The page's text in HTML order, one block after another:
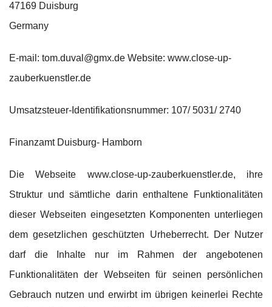
47169 Duisburg
Germany
E-mail: tom.duval@gmx.de Website: www.close-up-
zauberkuenstler.de
Umsatzsteuer-Identifikationsnummer: 107/ 5031/ 2740
Finanzamt Duisburg- Hamborn
Die Webseite www.close-up-zauberkuenstler.de, ihre
Struktur und sämtliche darin enthaltene Funktionalitäten
dieser Webseiten eingesetzten Komponenten unterliegen
dem gesetzlichen geschützten Urheberrecht. Der Nutzer
darf die Inhalte nur im Rahmen der angebotenen
Funktionalitäten der Webseiten für seinen persönlichen
Gebrauch nutzen und erwirbt im übrigen keinerlei Rechte